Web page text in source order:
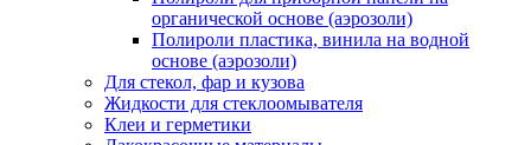
органической основе (аэрозоли)
Полироли пластика, винила на водной
основе (аэрозоли)
Для стекол, фар и кузова
Жидкости для стеклоомывателя
Клеи и герметики